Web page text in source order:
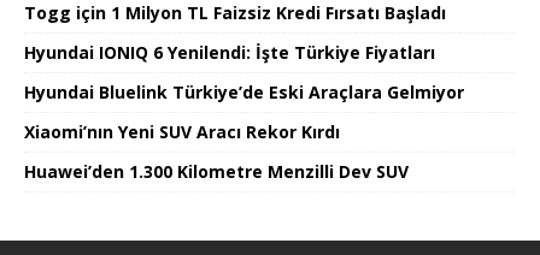
Togg için 1 Milyon TL Faizsiz Kredi Fırsatı Başladı
Hyundai IONIQ 6 Yenilendi: İşte Türkiye Fiyatları
Hyundai Bluelink Türkiye’de Eski Araçlara Gelmiyor
Xiaomi’nın Yeni SUV Aracı Rekor Kırdı
Huawei’den 1.300 Kilometre Menzilli Dev SUV